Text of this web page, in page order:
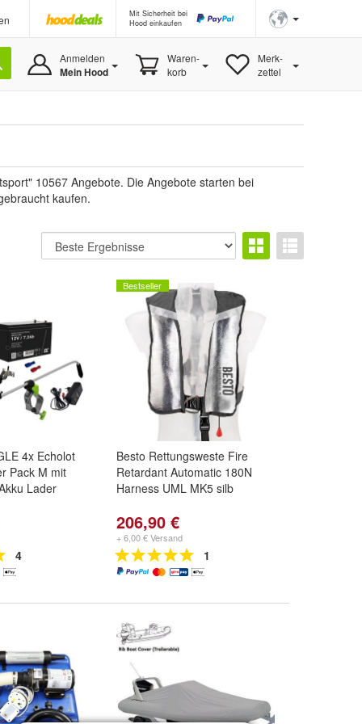
Mit Sicherheit bei
Hood einkaufen
Anmelden
Mein Hood
Waren-
korb
Merk-
zettel
10567 Angebote. Die Angebote starten bei
kaufen.
4x Echolot
Pack M mit
Lader
4
Bestseller
Besto Rettungsweste Fire
Retardant Automatic 180N
Harness UML MK5 silb
206,90 €
+ 6,00 € Versand
1